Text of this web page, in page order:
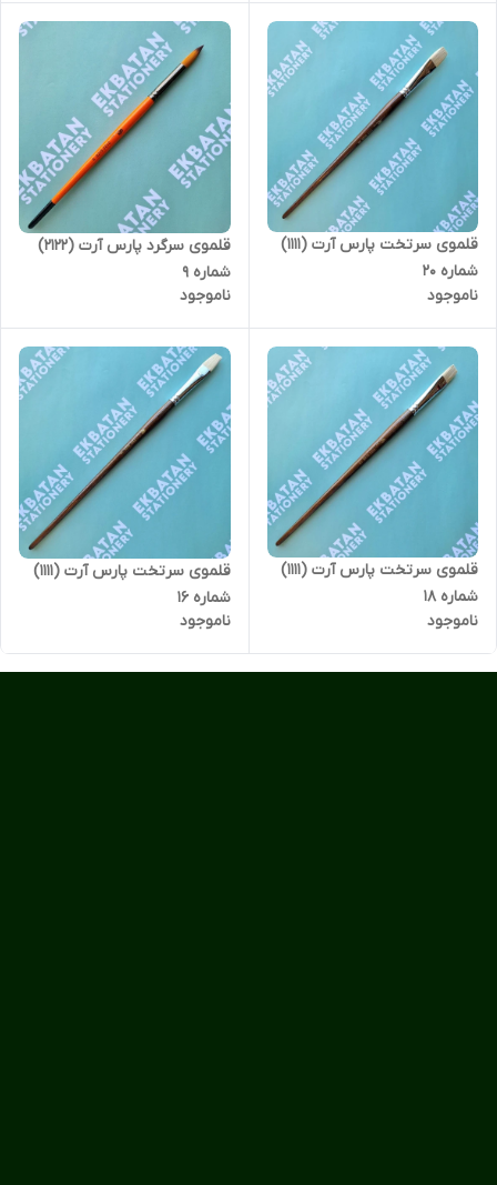
قلموی سرتخت پارس آرت (1111)
شماره 20
ناموجود
قلموی سرگرد پارس آرت (2122)
شماره 9
ناموجود
قلموی سرتخت پارس آرت (1111)
شماره 18
ناموجود
قلموی سرتخت پارس آرت (1111)
شماره 16
ناموجود